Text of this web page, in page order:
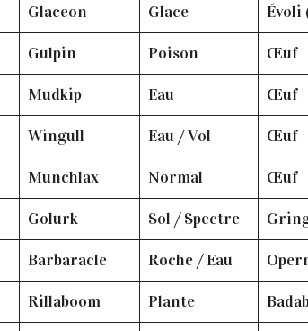
Glaceon Glace Évoli
Gulpin Poison Œuf
Mudkip Eau Œuf
Wingull Eau / Vol Œuf
Munchlax Normal Œuf
Golurk Sol / Spectre
Barbaracle Roche / Eau
Rillaboom Plante